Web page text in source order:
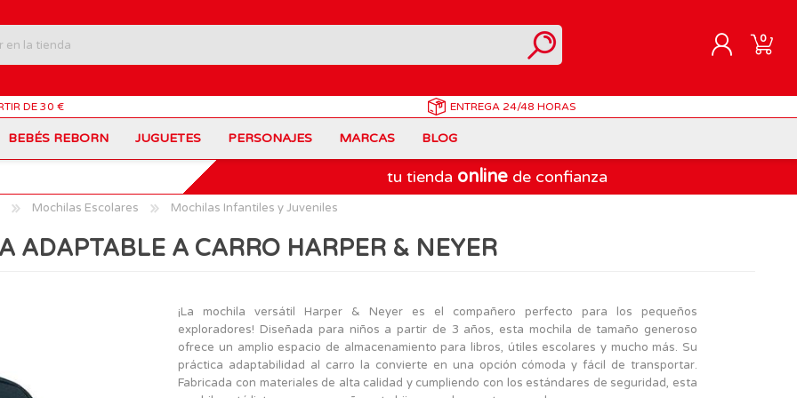
REGISTRARME
0
DE 30 € ENTREGA 24/48 HORAS
BEBÉS REBORN JUGUETES
Carros Portamochilas Coches de Juguete
Muñecas Muñecas Famosa
Patinetes Playmobil
PERSONAJES
Bob Esponja Disney
Sonic Spiderman
The Beasties The Bellies
MARCAS
Barbie Barriguitas
VTech
MARCAS
BLOG
tu tienda online de confianza
Mochilas Escolares Mochilas Infantiles y Juveniles
ADAPTABLE A CARRO HARPER & NEYER
¡La mochila versátil Harper & Neyer es el compañero perfecto para los pequeños
exploradores! Diseñada para niños a partir de 3 años, esta mochila de tamaño generoso
ofrece un amplio espacio de almacenamiento para libros, útiles escolares y mucho más. Su
práctica adaptabilidad al carro la convierte en una opción cómoda y fácil de transportar.
Fabricada con materiales de alta calidad y cumpliendo con los estándares de seguridad, esta